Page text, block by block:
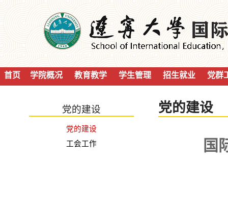
首页 学院概况 教育教学 学生管理 招生就业 党群
党的建设
党的建设
工会工作
党的建设
国